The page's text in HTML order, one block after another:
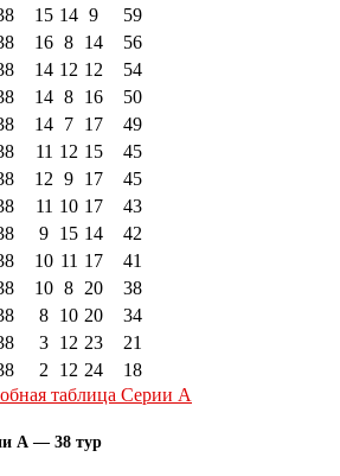
15 14 9
59
16 8 14
56
14 12 12
54
14 8 16
50
14 7 17
49
11 12 15
45
12 9 17
45
11 10 17
43
9 15 14
42
10 11 17
41
10 8 20
38
8 10 20
34
3 12 23
21
2 12 24
18
таблица Серии А
А — 38 тур